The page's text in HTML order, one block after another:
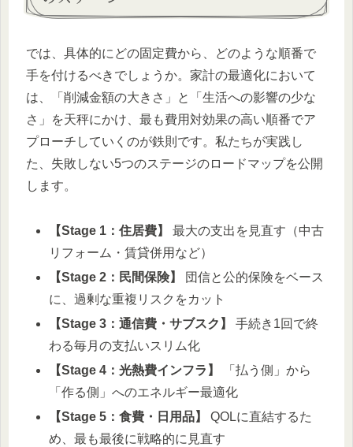
では、具体的にどの固定費から、どのような順番で
手を付けるべきでしょうか。家計の最適化において
は、「削減金額の大きさ」と「生活への影響の少な
さ」を天秤にかけ、最も費用対効果の高い順番でア
プローチしていくのが鉄則です。私たちが実践し
た、失敗しない5つのステージのロードマップを公開
します。
【Stage 1：住居費】
最大の支出を見直す（中古
リフォーム・賃貸併用など）
【Stage 2：民間保険】
団信と公的保険をベース
に、過剰な重複リスクをカット
【Stage 3：通信費・サブスク】
手続き1回で終
わる毎月の支払いスリム化
【Stage 4：光熱費インフラ】
「払う側」から
「作る側」へのエネルギー最適化
【Stage 5：食費・日用品】
QOLに直結するた
め、最も最後に戦略的に見直す